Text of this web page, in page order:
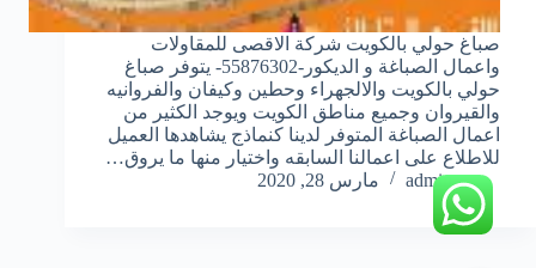
صباغ حولي بالكويت شركة الاقصى للمقاولات
واعمال الصباغة و الديكور-55876302- يتوفر صباغ
حولي بالكويت والالجهراء وحطين وكيفان والفروانيه
والقيروان وجميع مناطق الكويت ويوجد الكثير من
اعمال الصباغة المتوفر لدينا كنماذج يشاهدها العميل
للاطلاع على اعمالنا السابقه واختيار منها ما يروق…
admin
مارس 28, 2020